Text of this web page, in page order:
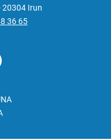
20304 Irun
36 65